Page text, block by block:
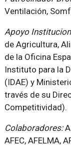
Ventilación,
Apoyo
de Agricultura,
de la Oficina
Instituto para la
(IDAE) y
través de su
Competitividad).
Colaboradores:
AFEC, AFELMA,